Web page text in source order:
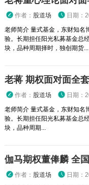
作者： 股道场 日期：
老师简介 量式基金，东财知名
验。长期担任阳光私募基金总
块，品种周期择时，独创期货...
老蒋 期权面对面全
作者： 股道场 日期：
老师简介 量式基金，东财知名
验。长期担任阳光私募基金总
块，品种周期...
作者： 股道场 日期：